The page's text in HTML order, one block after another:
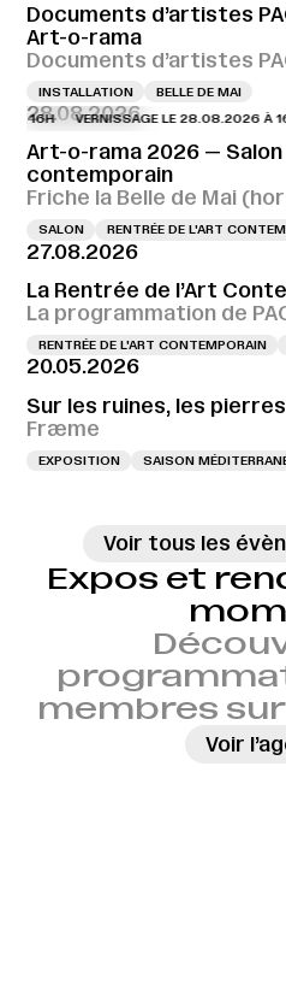
Documents d’artistes
Art-o-rama
Documents d’artistes
INSTALLATION BELLE DE MAI
28.08.2026
À 16H VERNISSAGE LE 28.08.2026 À
Art-o-rama 2026 —
contemporain
Friche la Belle de Mai
SALON RENTRÉE DE L'ART
27.08.2026
La Rentrée de l’Art
La programmation de
RENTRÉE DE L'ART CONTEMPORAIN
20.05.2026
Sur les ruines, les
Fræme
EXPOSITION SAISON
Voir tous les
Expos et
membres
Voir